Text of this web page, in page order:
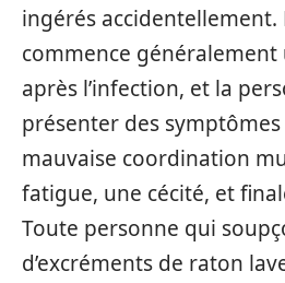
ingérés accidentellement.
commence généralement
après l’infection, et la
présenter des symptômes
mauvaise coordination
fatigue, une cécité, et
Toute personne qui
d’excréments de raton